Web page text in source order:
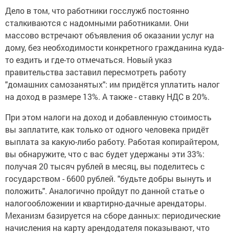
Дело в том, что работники госслужб постоянно
сталкиваются с надомными работниками. Они
массово встречают объявления об оказании услуг на
дому, без необходимости конкретного гражданина куда-
то ездить и где-то отмечаться. Новый указ
правительства заставил пересмотреть работу
"домашних самозанятых": им придётся уплатить налог
на доход в размере 13%. А также - ставку НДС в 20%.
При этом налоги на доход и добавленную стоимость
вы заплатите, как только от одного человека придёт
выплата за какую-либо работу. Работая копирайтером,
вы обнаружите, что с вас будет удержаны эти 33%:
получая 20 тысяч рублей в месяц, вы поделитесь с
государством - 6600 рублей. "будьте добры вынуть и
положить". Аналогично пройдут по данной статье о
налогообложении и квартирно-дачные арендаторы.
Механизм базируется на сборе данных: периодические
начисления на карту арендодателя показывают, что